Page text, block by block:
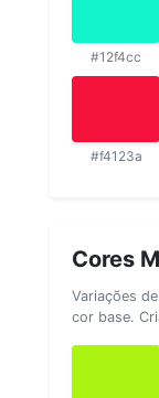
#12f4cc
#f4123a
Cores
Variações
cor base.